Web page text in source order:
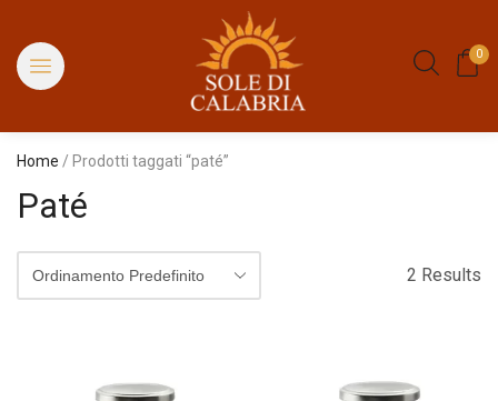
0
Home / Prodotti taggati “paté”
Paté
2 Results